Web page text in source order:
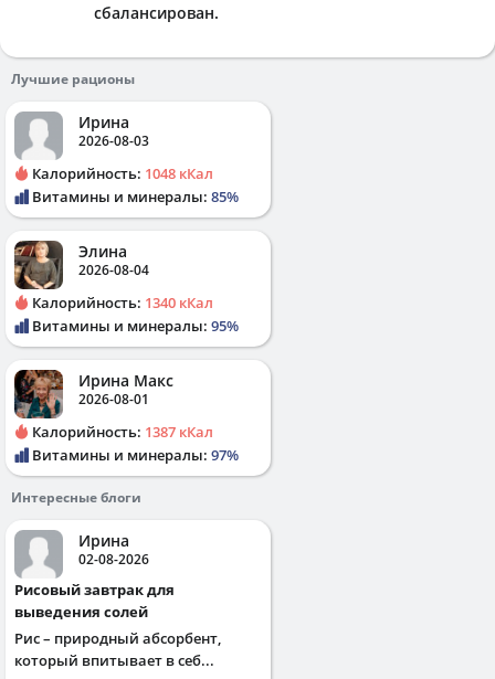
сбалансирован.
Лучшие рационы
Ирина
2026-08-03
Калорийность: 1048 кКал
Витамины и минералы: 85%
Элина
2026-08-04
Калорийность: 1340 кКал
Витамины и минералы: 95%
Ирина Макс
2026-08-01
Калорийность: 1387 кКал
Витамины и минералы: 97%
Интересные блоги
Ирина
02-08-2026
Рисовый завтрак для
выведения солей
Рис – природный абсорбент,
который впитывает в себ...